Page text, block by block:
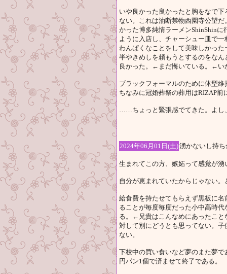
いや良かった良かったと胸をなで
ない。これは油断禁物西園寺公望
かった博多純情ラーメンShinShin
ように入店し、チャーシュー皿で
わんぱくなことをして美味しかっ
半やきめしを頼もうとするのをな
良かった。←まだ悔いている。←い
ブラックフォーマルのために体型維
ちなみに冠婚葬祭の葬用はRIZAP
……ちょっと緊張感でてきた。よし
2024年06月01日(土)湧かないし持
生まれてこの方、嫉妬って感覚が湧
自分が恵まれていたからじゃない
給食費を持たせてもらえず黒板に
ることが毎度毎度だった小中高時
る。←兄貴はこんなめにあったこと
対して別にどうとも思ってない。
ない。
下校中の買い食いなど夢のまた夢
円パン1個で済ませて終了である。